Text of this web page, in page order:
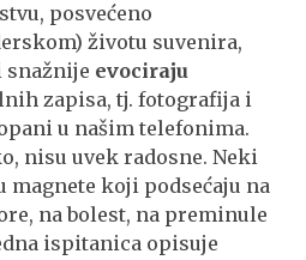
posvećeno
životu suvenira,
snažnije evociraju
zapisa, tj. fotografija i
u našim telefonima.
nisu uvek radosne. Neki
koji podsećaju na
na bolest, na preminule
ispitanica opisuje